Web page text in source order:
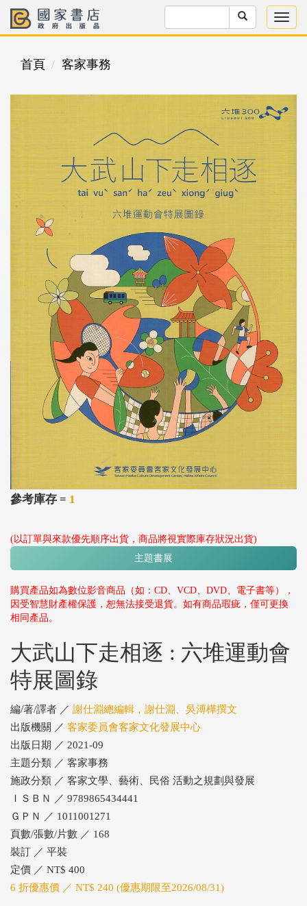
首頁 客家事務
參考庫存 = 1
(以訂單與來款優先順序出貨，商品將視實際庫存狀況出貨)
主題書展
購買產品如為數位影音商品（如：CD、VCD、DVD、電子書等），
因受智慧財產權保護，恕無法接受退貨。如有商品瑕疵，僅可更換
相同產品。
大武山下走相逐 : 六堆運動會
特展圖錄
編/著/譯者 ／ 謝仕淵總編輯，謝仕淵、吳溥樺撰文
出版機關 ／ 客家委員會客家文化發展中心
出版日期 ／ 2021-09
主題分類 ／ 客家事務
施政分類 ／ 客家文學、藝術、民俗 活動之規劃與發展
ＩＳＢＮ ／ 9789865434441
ＧＰＮ ／ 1011001271
頁數/張數/片數 ／ 168
裝訂 ／ 平裝
定價 ／ NT$ 400
6 折優惠價 ／ NT$ 240 (優惠期限至2026/08/31)